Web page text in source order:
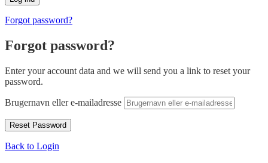
Forgot password?
Forgot password?
Enter your account data and we will send you a link to reset your
password.
Brugernavn eller e-mailadresse
Back to Login